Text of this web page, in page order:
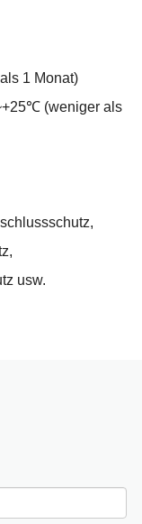
1 Monat)
(weniger als
usw.